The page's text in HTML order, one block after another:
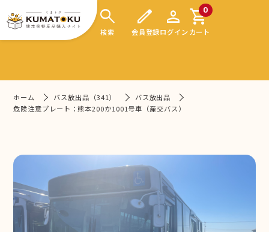
search
検索
edit
会員登録
person
ログイン
0
shopping_cart
カート
ホーム バス放出品（341）
バス放出品
危険注意プレート：熊本200か1001号車（産交バス）